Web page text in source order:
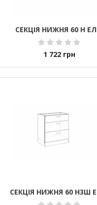
СЕКЦІЯ НИЖНЯ 60 Н
1 722 грн
СЕКЦІЯ НИЖНЯ 60 Н3Ш